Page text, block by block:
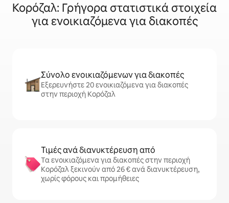
Κορόζαλ: Γρήγορα στατιστικά στοιχεία
για ενοικιαζόμενα για διακοπές
Σύνολο ενοικιαζόμενων για διακοπές
Εξερευνήστε 20 ενοικιαζόμενα για διακοπές
στην περιοχή Κορόζαλ
Τιμές ανά διανυκτέρευση από
Τα ενοικιαζόμενα για διακοπές στην περιοχή
Κορόζαλ ξεκινούν από 26 € ανά διανυκτέρευση,
χωρίς φόρους και προμήθειες